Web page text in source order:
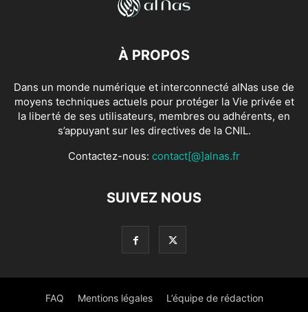
À PROPOS
Dans un monde numérique et interconnecté alNas use de
moyens techniques actuels pour protéger la Vie privée et
la liberté de ses utilisateurs, membres ou adhérents, en
s’appuyant sur les directives de la CNIL.
Contactez-nous: contact[@]alnas.fr
SUIVEZ NOUS
FAQ Mentions légales L’équipe de rédaction